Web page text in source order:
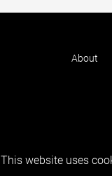
About
This website uses